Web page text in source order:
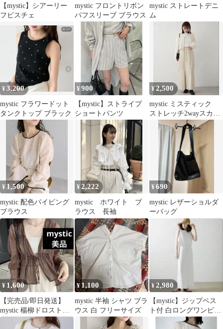
【mystic】シアーリー
フビスチェ
mystic フロントリボン
パフスリーブ ブラウス
mystic ストレートデニ
ム
¥3,200
mystic フラワードット
タンクトップ ブラック
¥900
【mystic】ストライプ
ショートパンツ
¥2,500
mystic ミスティック
ストレッチ2wayスカー
¥1,500
mystic 配色パイピング
ブラウス
¥2,222
mystic ホワイト ブ
ラウス 長袖
¥690
mystic レザーショルダ
ーバッグ
¥ 1,600
【完売品/即日発送】
mystic 楊柳ドロストブ
ラウス ブラウン
¥ 1,100
mystic 半袖 シャツ ブラ
ウス 白 フリーサイズ
¥2,980
【mystic】ジップベス
ト付 白ロングワンピー